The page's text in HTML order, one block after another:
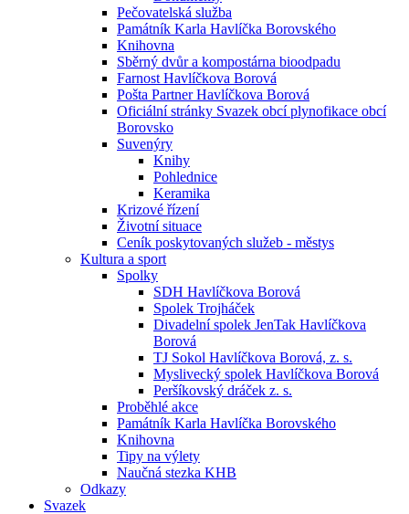
Pečovatelská služba
Památník Karla Havlíčka Borovského
Knihovna
Sběrný dvůr a kompostárna bioodpadu
Farnost Havlíčkova Borová
Pošta Partner Havlíčkova Borová
Oficiální stránky Svazek obcí plynofikace obcí
Borovsko
Suvenýry
Knihy
Pohlednice
Keramika
Krizové řízení
Životní situace
Ceník poskytovaných služeb - městys
Kultura a sport
Spolky
SDH Havlíčkova Borová
Spolek Trojháček
Divadelní spolek JenTak Havlíčkova
Borová
TJ Sokol Havlíčkova Borová, z. s.
Myslivecký spolek Havlíčkova Borová
Peršíkovský dráček z. s.
Proběhlé akce
Památník Karla Havlíčka Borovského
Knihovna
Tipy na výlety
Naučná stezka KHB
Odkazy
Svazek